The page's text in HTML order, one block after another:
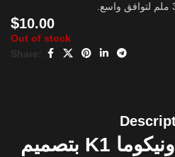
$10.00
Out of stock
Share:
سماعة الألعاب أونيكوما K1 بتصميم